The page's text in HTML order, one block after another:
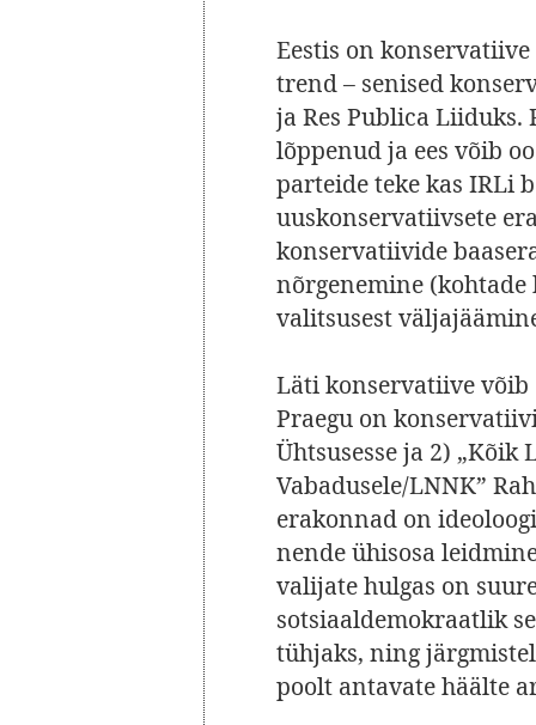
Eestis on
trend – senised
ja Res Publica Liiduks.
lõppenud ja ees võib
parteide teke kas IRLi
uuskonservatiivsete
konservatiivide
nõrgenemine
valitsusest
Läti konservatiive võib
Praegu on
Ühtsusesse ja 2) „Kõik
Vabadusele/LNNK”
erakonnad on
nende ühisosa
valijate hulgas on
sotsiaaldemokraatlik
tühjaks, ning
poolt antavate häälte